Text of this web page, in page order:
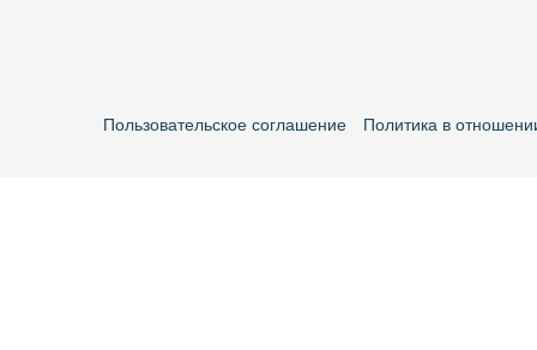
Пользовательское соглашение Политика в